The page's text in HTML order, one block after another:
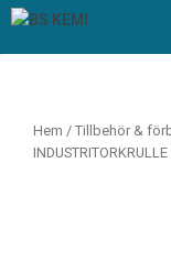
Hoppa
innehåll
Hem / Tillbehör &